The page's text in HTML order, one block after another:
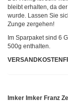
bleibt erhalten, da
wurde. Lassen Sie
Zunge zergehen!
Im Sparpaket sind 6
500g enthalten.
Imker Imker Franz